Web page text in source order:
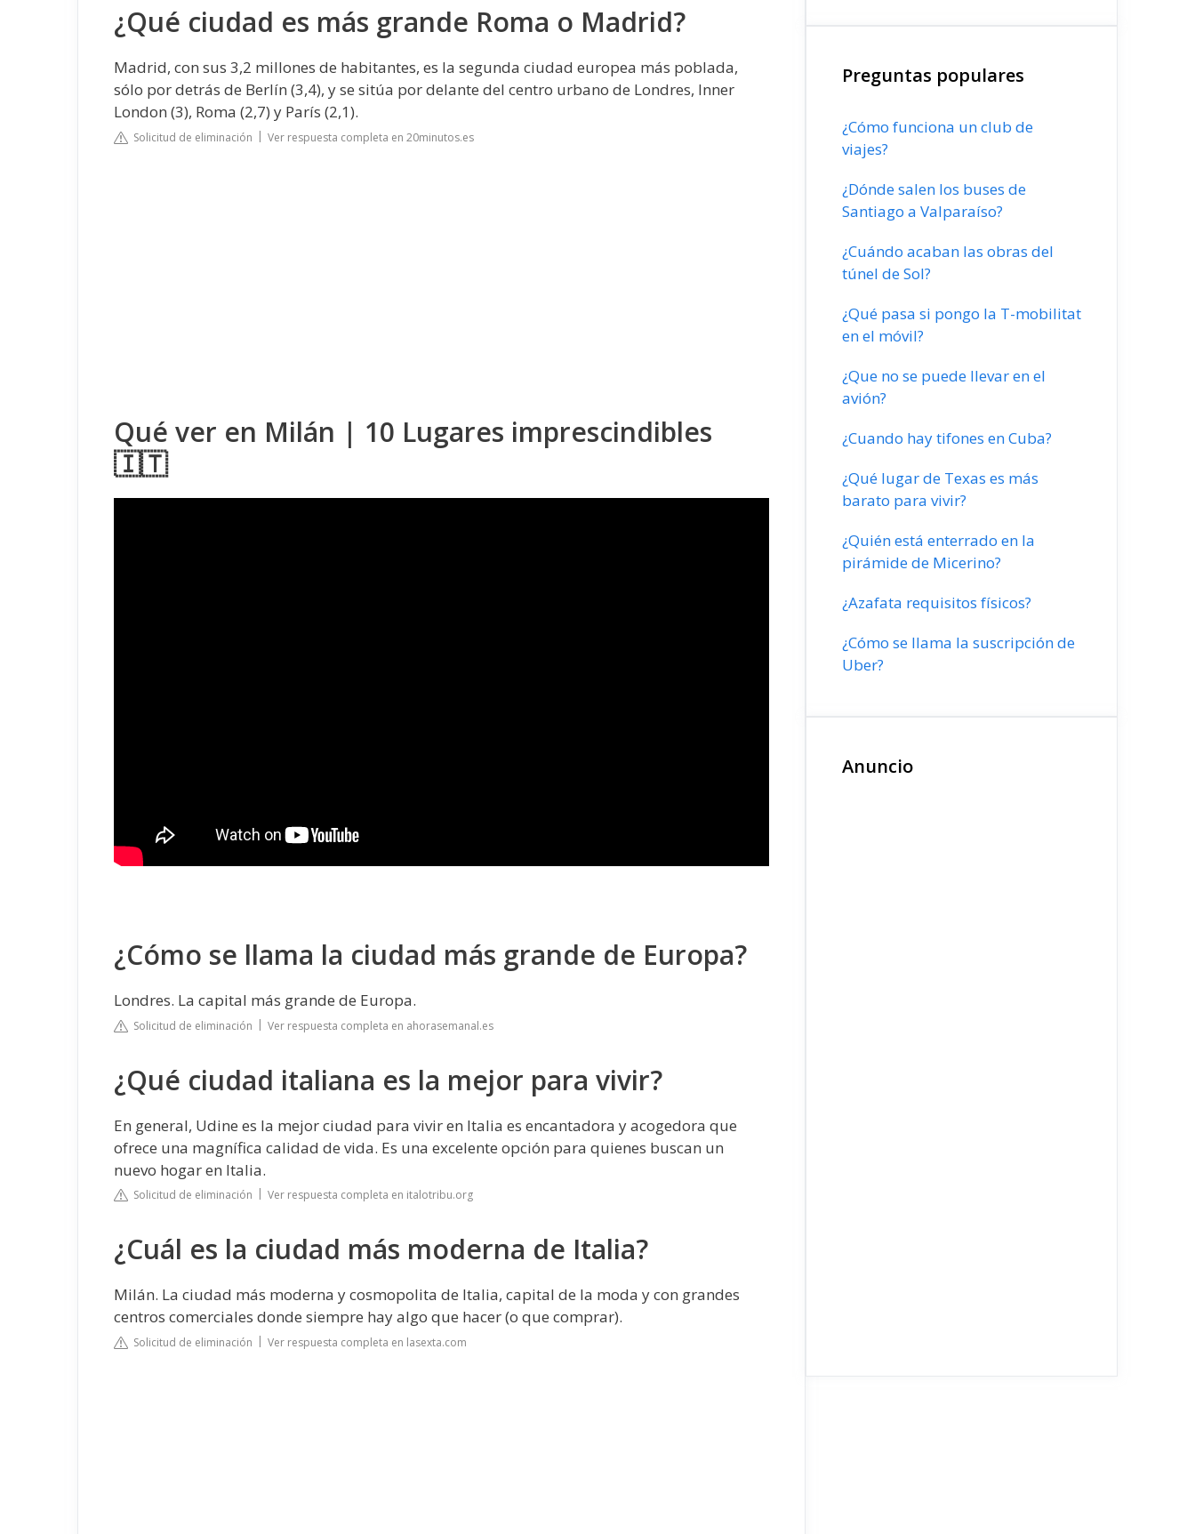
¿Qué ciudad es más grande Roma o Madrid?
Madrid, con sus 3,2 millones de habitantes, es la segunda ciudad europea más poblada,
sólo por detrás de Berlín (3,4), y se sitúa por delante del centro urbano de Londres, Inner
London (3), Roma (2,7) y París (2,1).
Solicitud de eliminación Ver respuesta completa en 20minutos.es
Qué ver en Milán | 10 Lugares imprescindibles
🇮🇹
¿Cómo se llama la ciudad más grande de Europa?
Londres. La capital más grande de Europa.
Solicitud de eliminación Ver respuesta completa en ahorasemanal.es
¿Qué ciudad italiana es la mejor para vivir?
En general, Udine es la mejor ciudad para vivir en Italia es encantadora y acogedora que
ofrece una magnífica calidad de vida. Es una excelente opción para quienes buscan un
nuevo hogar en Italia.
Solicitud de eliminación Ver respuesta completa en italotribu.org
¿Cuál es la ciudad más moderna de Italia?
Milán. La ciudad más moderna y cosmopolita de Italia, capital de la moda y con grandes
centros comerciales donde siempre hay algo que hacer (o que comprar).
Solicitud de eliminación Ver respuesta completa en lasexta.com
Preguntas populares
¿Cómo funciona un club de
viajes?
¿Dónde salen los buses de
Santiago a Valparaíso?
¿Cuándo acaban las obras del
túnel de Sol?
¿Qué pasa si pongo la T-mobilitat
en el móvil?
¿Que no se puede llevar en el
avión?
¿Cuando hay tifones en Cuba?
¿Qué lugar de Texas es más
barato para vivir?
¿Quién está enterrado en la
pirámide de Micerino?
¿Azafata requisitos físicos?
¿Cómo se llama la suscripción de
Uber?
Anuncio